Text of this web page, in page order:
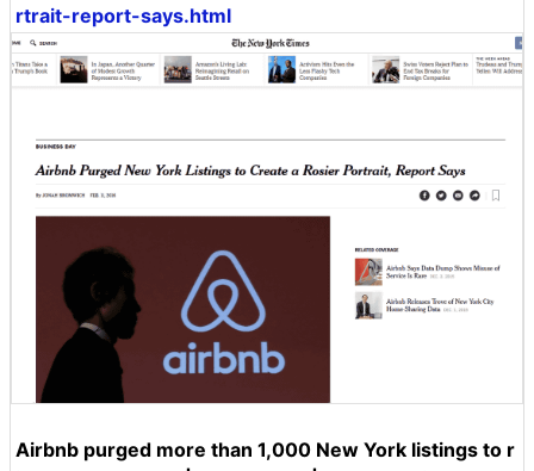
rtrait-report-says.html
Airbnb purged more than 1,000 New York listings to r